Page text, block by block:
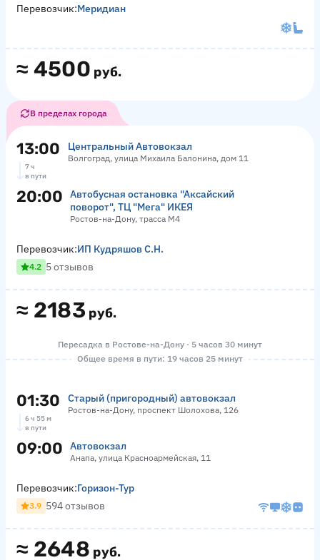
≈ 4500 руб.
Перевозчик:Меридиан
В пределах города
13:00 Центральный Автовокзал
Волгоград, улица Михаила Балонина, дом 11
7 ч
в пути
20:00
Автобусная остановка "Аксайский
поворот", ТЦ "Мега" ИКЕЯ
Ростов-на-Дону, трасса М4
≈ 2183 руб.
Перевозчик:ИП Кудряшов С.Н.
4.2 5 отзывов
Пересадка в Ростове-на-Дону · 5 часов 30 минут
Общее время в пути: 19 часов 25 минут
01:30 Старый (пригородный) автовокзал
Ростов-на-Дону, проспект Шолохова, 126
6 ч 55 м
в пути
09:00 Автовокзал
Анапа, улица Красноармейская, 11
≈ 2648 руб.
Перевозчик:Горизон-Тур
3.9 594 отзывов